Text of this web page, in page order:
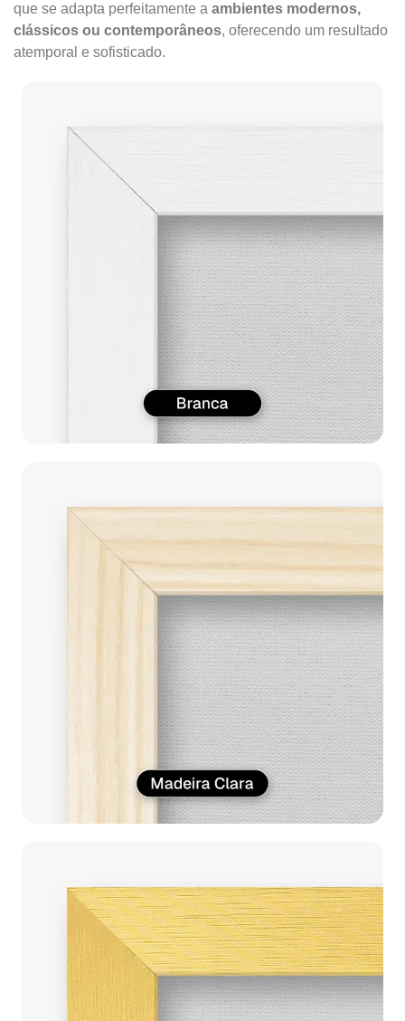
que se adapta perfeitamente a ambientes modernos,
clássicos ou contemporâneos, oferecendo um resultado
atemporal e sofisticado.